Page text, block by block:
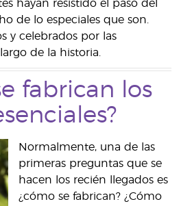
hayan resistido el paso del
de lo especiales que son.
y celebrados por las
de la historia.
fabrican los
Normalmente, una de las
primeras preguntas que se
hacen los recién llegados es
¿cómo se fabrican? ¿Cómo